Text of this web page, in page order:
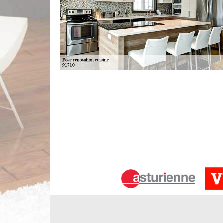
il est nécessaire de contacter des experts en la
Spécialiste pose de cuisine à Vert Le
Chez Limbergere rénovation, nous sommes des
fonctionnement. Professionnelle en pose de